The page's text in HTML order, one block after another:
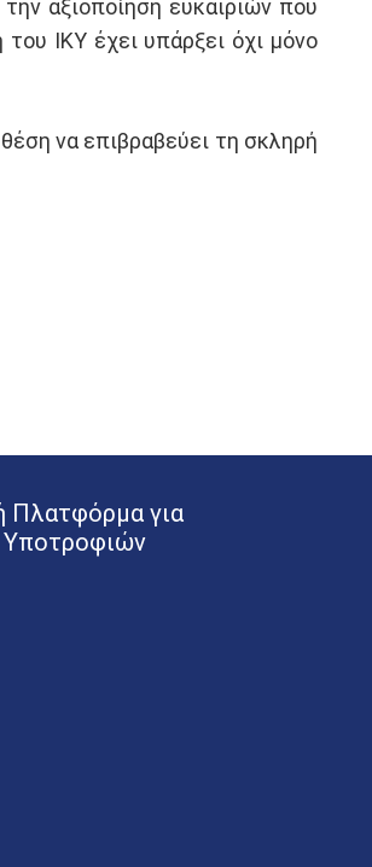
αξιοποίηση ευκαιριών που
ΙΚΥ έχει υπάρξει όχι μόνο
να επιβραβεύει τη σκληρή
Πλατφόρμα για